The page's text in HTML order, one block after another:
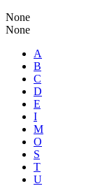
None
None
A
B
C
D
E
I
M
O
S
T
U